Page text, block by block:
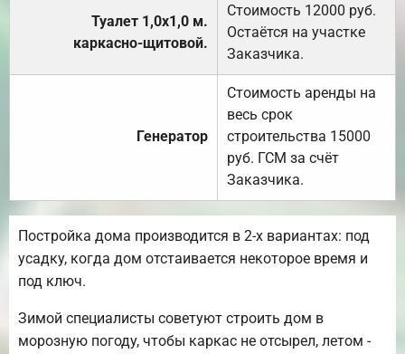
Туалет 1,0х1,0 м.
каркасно-щитовой.
Стоимость 12000 руб.
Остаётся на участке
Заказчика.
Генератор
Стоимость аренды на
весь срок
строительства 15000
руб. ГСМ за счёт
Заказчика.
Постройка дома производится в 2-х вариантах: под
усадку, когда дом отстаивается некоторое время и
под ключ.
Зимой специалисты советуют строить дом в
морозную погоду, чтобы каркас не отсырел, летом -